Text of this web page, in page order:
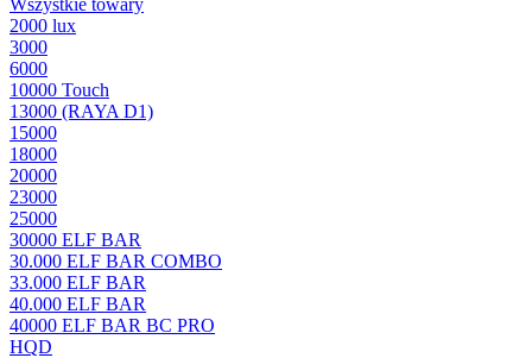
Wszystkie towary
2000 lux
3000
6000
10000 Touch
13000 (RAYA D1)
15000
18000
20000
23000
25000
30000 ELF BAR
30.000 ELF BAR COMBO
33.000 ELF BAR
40.000 ELF BAR
40000 ELF BAR BC PRO
HQD